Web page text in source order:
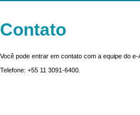
Contato
Você pode entrar em contato com a equipe do
Telefone: +55 11 3091-6400.